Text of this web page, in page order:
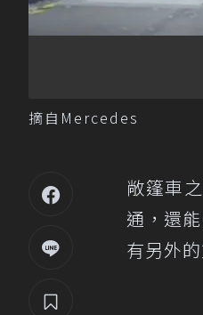
摘自Mercedes
敞篷車
通，還
有另外